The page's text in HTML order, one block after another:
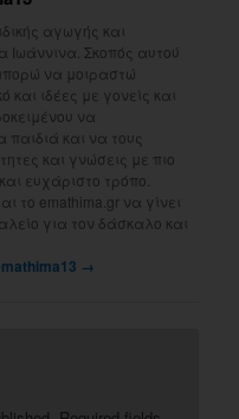
αγωγής και
Ιωάννινα. Σκοπός αυτού
να μοιραστώ
και ιδέες με γονείς και
να
παιδιά και να τους
και γνώσεις με πιο
ευχάριστο τρόπο.
το emathima.gr να γίνει
για τον δάσκαλο και
→